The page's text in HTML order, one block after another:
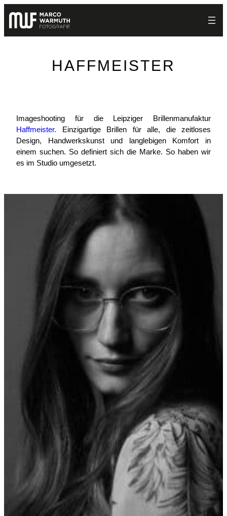
Zum
Inhalt
springen
HAFFMEISTER
Imageshooting für die Leipziger Brillenmanufaktur
Haffmeister. Einzigartige Brillen für alle, die zeitloses
Design, Handwerkskunst und langlebigen Komfort in
einem suchen. So definiert sich die Marke. So haben wir
es im Studio umgesetzt.